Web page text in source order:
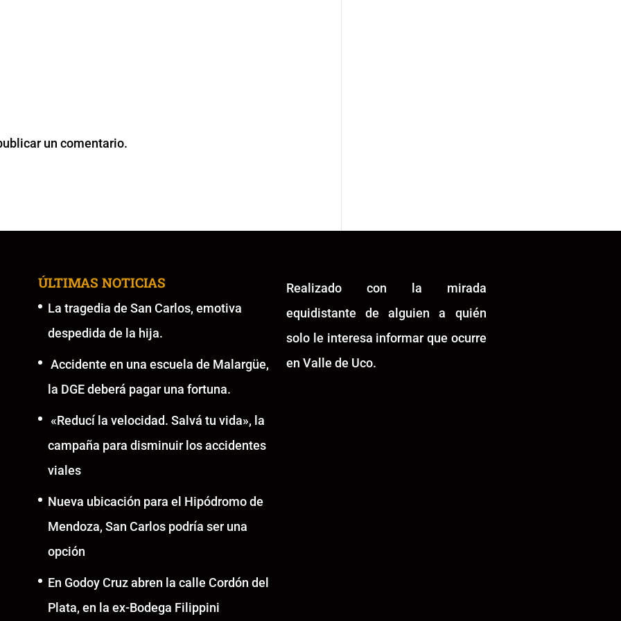
un comentario.
ÚLTIMAS NOTICIAS
La tragedia de San Carlos, emotiva
despedida de la hija.
Accidente en una escuela de Malargüe,
la DGE deberá pagar una fortuna.
«Reducí la velocidad. Salvá tu vida», la
campaña para disminuir los accidentes
viales
Nueva ubicación para el Hipódromo de
Mendoza, San Carlos podría ser una
opción
En Godoy Cruz abren la calle Cordón del
Plata, en la ex-Bodega Filippini
Realizado con la mirada
equidistante de alguien a quién
solo le interesa informar que ocurre
en Valle de Uco.